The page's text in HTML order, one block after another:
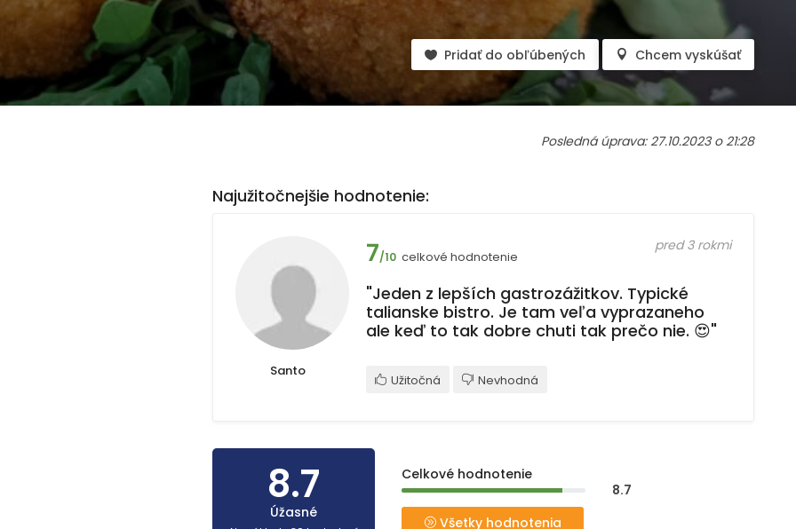
Pridať do obľúbených Chcem vyskúšať
Posledná úprava: 27.10.2023 o 21:28
Najužitočnejšie hodnotenie:
Santo
7/10 celkové hodnotenie
pred 3 rokmi
"Jeden z lepších gastrozážitkov. Typické
talianske bistro. Je tam veľa vyprazaneho
ale keď to tak dobre chuti tak prečo nie. 😍"
Užitočná Nevhodná
8.7
Úžasné
Celkové hodnotenie
8.7
Všetky hodnotenia